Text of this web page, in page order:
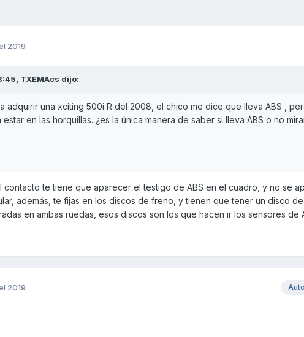
2019
TXEMAcs dijo:
adquirir una xciting 500i R del 2008, el chico me dice que lleva ABS ,
en las horquillas. ¿es la única manera de saber si lleva ABS o no
contacto te tiene que aparecer el testigo de ABS en el cuadro, y no se
además, te fijas en los discos de freno, y tienen que tener un disco
en ambas ruedas, esos discos son los que hacen ir los sensores de
2019